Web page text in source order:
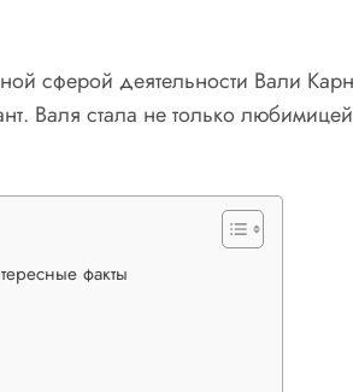
сферой деятельности Вали
Валя стала не только
факты